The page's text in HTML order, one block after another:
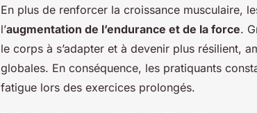
En plus de renforcer la croissance musculaire,
l’augmentation de l’endurance et de la force.
le corps à s’adapter et à devenir plus résilient,
globales. En conséquence, les pratiquants
fatigue lors des exercices prolongés.